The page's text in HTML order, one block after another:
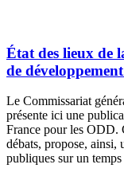
État des lieux de
de
Le Commissariat
présente ici une
France pour les ODD.
débats, propose, ainsi,
publiques sur un